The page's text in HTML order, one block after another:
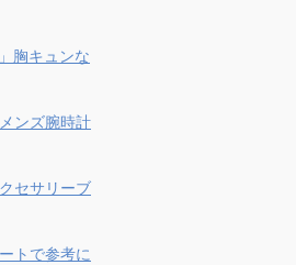
胸キュンな
ンズ腕時計
セサリーブ
トで参考に